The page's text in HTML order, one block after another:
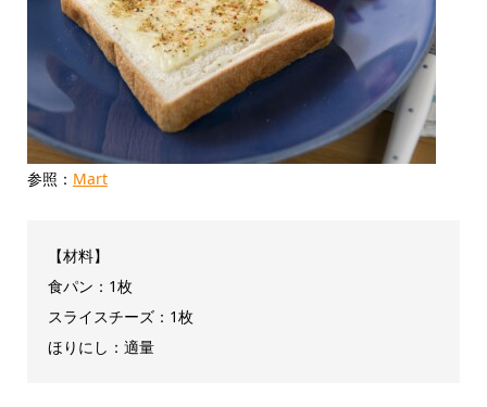
参照： Mart
【材料】
食パン：1枚
スライスチーズ：1枚
ほりにし：適量